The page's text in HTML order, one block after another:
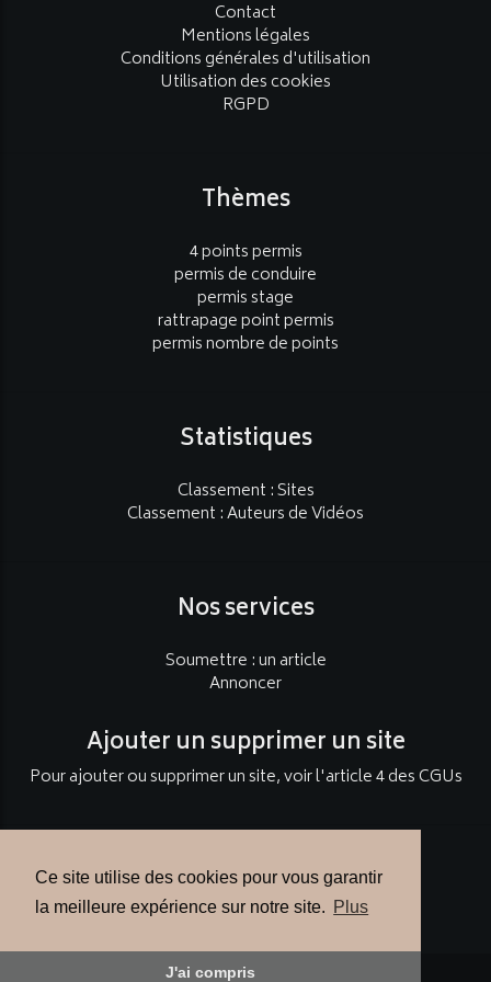
Ce site utilise des cookies pour vous garantir
la meilleure expérience sur notre site. Plus
J'ai compris
Contact
Mentions légales
Conditions générales d'utilisation
Utilisation des cookies
RGPD
Thèmes
4 points permis
permis de conduire
permis stage
rattrapage point permis
permis nombre de points
Statistiques
Classement : Sites
Classement : Auteurs de Vidéos
Nos services
Soumettre : un article
Annoncer
Ajouter un supprimer un site
Pour ajouter ou supprimer un site, voir l'article 4 des CGUs
Contact
Contact à propos de cette page